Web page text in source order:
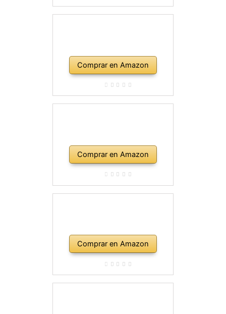
Comprar en Amazon
Comprar en Amazon
Comprar en Amazon